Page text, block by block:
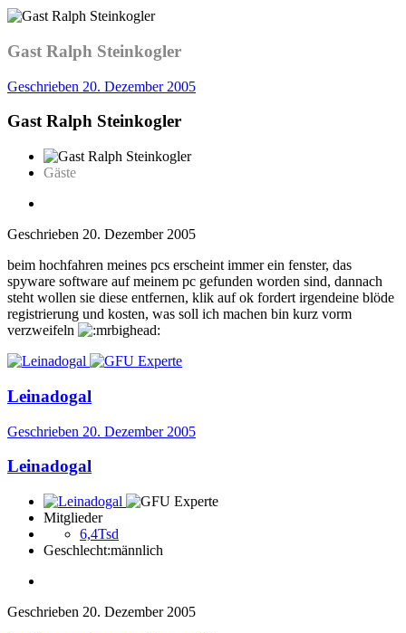
Gast Ralph Steinkogler
Geschrieben 20. Dezember 2005
Gast Ralph Steinkogler
Gäste
Geschrieben 20. Dezember 2005
beim hochfahren meines pcs erscheint immer ein fenster, das
spyware software auf meinem pc gefunden worden sind, dannach
steht wollen sie diese entfernen, klik auf ok fordert irgendeine blöde
registrierung und kosten, was soll ich machen bin kurz vorm
verzweifeln
Leinadogal
Geschrieben 20. Dezember 2005
Leinadogal
Mitglieder
6,4Tsd
Geschlecht:männlich
Geschrieben 20. Dezember 2005